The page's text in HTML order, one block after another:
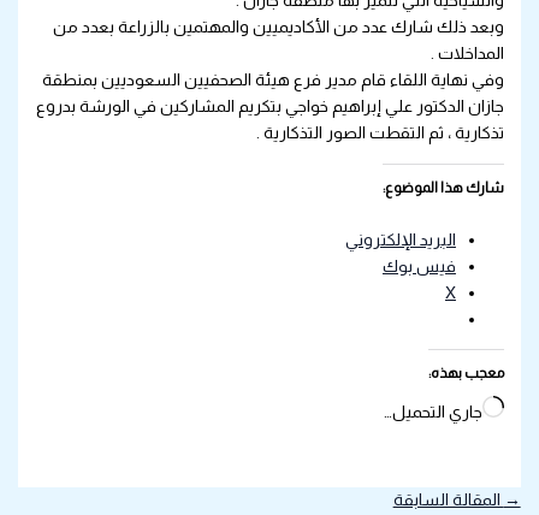
وبعد ذلك شارك عدد من الأكاديميين والمهتمين بالزراعة بعدد من
المداخلات .
وفي نهاية اللقاء قام مدير فرع هيئة الصحفيين السعوديين بمنطقة
جازان الدكتور علي إبراهيم خواجي بتكريم المشاركين في الورشة بدروع
تذكارية ، ثم التقطت الصور التذكارية .
شارك هذا الموضوع:
البريد الإلكتروني
فيس بوك
X
معجب بهذه:
جاري التحميل…
→
المقالة السابقة